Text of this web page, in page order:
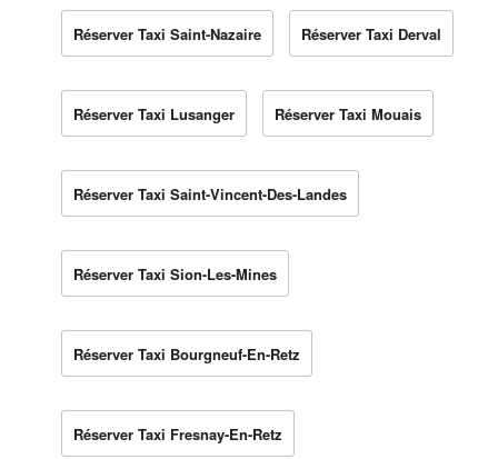
Réserver Taxi Saint-Nazaire Réserver Taxi Derval
Réserver Taxi Lusanger Réserver Taxi Mouais
Réserver Taxi Saint-Vincent-Des-Landes
Réserver Taxi Sion-Les-Mines
Réserver Taxi Bourgneuf-En-Retz
Réserver Taxi Fresnay-En-Retz